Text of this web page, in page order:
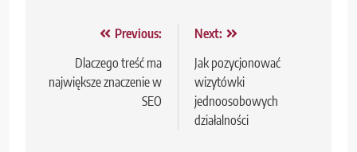
Nawigacja
wpisu
Previous:
Dlaczego treść ma
największe znaczenie w
SEO
Next:
Jak pozycjonować
wizytówki
jednoosobowych
działalności